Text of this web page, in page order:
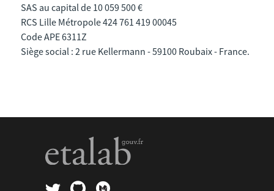
SAS au capital de 10 059 500 €
RCS Lille Métropole 424 761 419 00045
Code APE 6311Z
Siège social : 2 rue Kellermann - 59100 Roubaix - France.